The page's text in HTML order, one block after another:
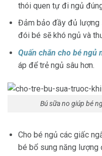
thói quen tự đi ngủ
Đảm bảo đầy đủ
đói bé sẽ khó ngủ và
Quấn chăn cho bé ngủ
áp để trẻ ngủ sâu hơn.
Bú sữa no giúp bé
Cho bé ngủ các giấc
bé bổ sung năng lượng